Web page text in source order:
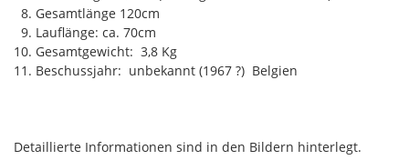
8. Gesamtlänge 120cm
9. Lauflänge: ca. 70cm
10. Gesamtgewicht: 3,8 Kg
11. Beschussjahr: unbekannt (1967 ?) Belgien
Detaillierte Informationen sind in den Bildern hinterlegt.